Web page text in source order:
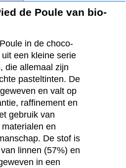
de Poule van bio-
in de choco-
een kleine serie
die allemaal zijn
pasteltinten. De
en valt op
raffinement en
gebruik van
en
De stof is
linnen (57%) en
in een